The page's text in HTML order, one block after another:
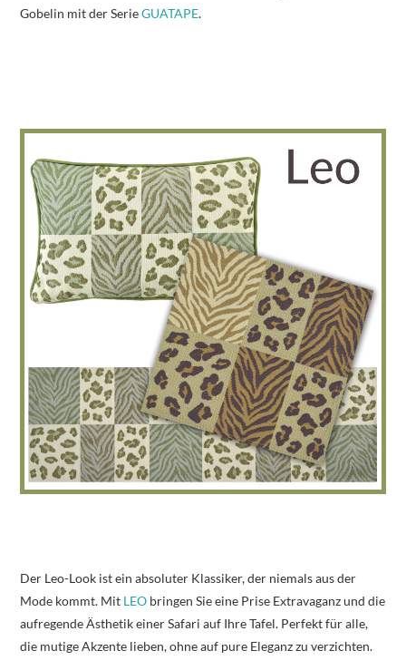
Gobelin mit der SerieGUATAPE.
Der Leo-Look ist ein absoluter Klassiker, der niemals aus der
Mode kommt. Mit LEO bringen Sie eine Prise Extravaganz und die
aufregende Ästhetik einer Safari auf Ihre Tafel. Perfekt für alle,
die mutige Akzente lieben, ohne auf pure Eleganz zu verzichten.